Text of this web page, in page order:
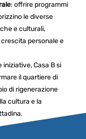
: offrire programmi
le diverse
e culturali,
personale e
Casa B si
il quartiere di
di rigenerazione
cultura e la